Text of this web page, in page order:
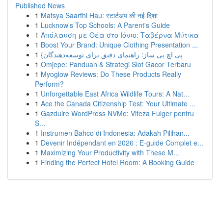
Published News
1 Matsya Saarthi Hau: स्टार्टअप की नई दिशा
1 Lucknow's Top Schools: A Parent's Guide
1 Απόλαυση με Θέα στο Ιόνιο: Ταβέρνα Μύτικα
1 Boost Your Brand: Unique Clothing Presentation ...
1
{پی اچ پی ساز: راهنمای دقیق برای توسعه‌دهندگان
1 Omjepe: Panduan & Strategi Slot Gacor Terbaru
1 Myoglow Reviews: Do These Products Really
Perform?
1 Unforgettable East Africa Wildlife Tours: A Nat...
1 Ace the Canada Citizenship Test: Your Ultimate ...
1 Gazduire WordPress NVMe: Viteza Fulger pentru
S...
1 Instrumen Bahco di Indonesia: Adakah Pilihan...
1 Devenir Indépendant en 2026 : E-guide Complet e...
1 Maximizing Your Productivity with These M...
1 Finding the Perfect Hotel Room: A Booking Guide